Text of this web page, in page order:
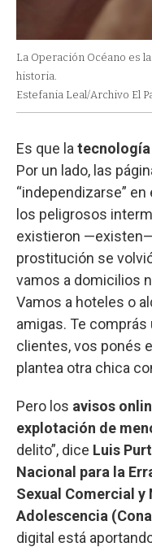
La Operación Océano es
historia.
Estefania Leal/Archivo El
Es que la tecnología
Por un lado, las
“independizarse”
los peligrosos
existieron
prostitución se
vamos a domicilios
Vamos a hoteles o
amigas. Te
clientes, vos ponés
plantea otra chica
Pero los avisos
explotación de
delito”, dice Luis
Nacional para la
Sexual Comercial y
Adolescencia
digital está